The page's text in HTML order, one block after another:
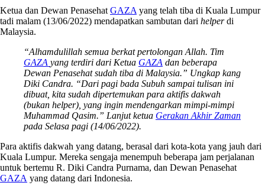
Ketua dan Dewan Penasehat GAZA yang telah tiba di Kuala Lumpur
tadi malam (13/06/2022) mendapatkan sambutan dari helperdi
Malaysia.
“Alhamdulillah semua berkat pertolongan Allah. Tim
GAZA yang terdiri dari Ketua GAZA dan beberapa
Dewan Penasehat sudah tiba di Malaysia.” Ungkap kang
Diki Candra. “Dari pagi bada Subuh sampai tulisan ini
dibuat, kita sudah dipertemukan para aktifis dakwah
(bukan helper), yang ingin mendengarkan mimpi-mimpi
Muhammad Qasim.” Lanjut ketua Gerakan Akhir Zaman
pada Selasa pagi (14/06/2022).
Para aktifis dakwah yang datang, berasal dari kota-kota yang jauh dari
Kuala Lumpur. Mereka sengaja menempuh beberapa jam perjalanan
untuk bertemu R. Diki Candra Purnama, dan Dewan Penasehat
GAZA yang datang dari Indonesia.